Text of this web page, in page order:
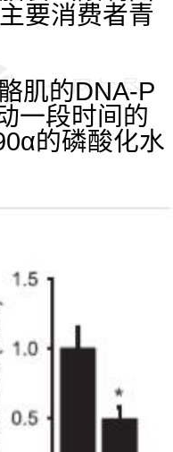
要消费者青
肌的DNA-P
一段时间的
的磷酸化水